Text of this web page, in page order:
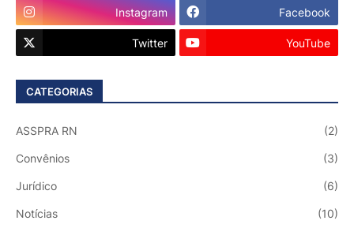
Instagram Facebook
Twitter YouTube
CATEGORIAS
ASSPRA RN (2)
Convênios (3)
Jurídico (6)
Notícias (10)